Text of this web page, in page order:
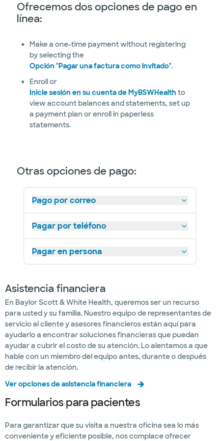
Ofrecemos dos opciones de pago en
línea:
Make a one-time payment without registering
by selecting the
Opción "Pagar una factura como invitado".
Enroll or
Inicie sesión en su cuenta de MyBSWHealth to
view account balances and statements, set up
a payment plan or enroll in paperless
statements.
Otras opciones de pago:
Pago por correo
Pagar por teléfono
Pagar en persona
Asistencia financiera
En Baylor Scott & White Health, queremos ser un recurso
para usted y su familia. Nuestro equipo de representantes de
servicio al cliente y asesores financieros están aquí para
ayudarlo a encontrar soluciones financieras que puedan
ayudar a cubrir el costo de su atención. Lo alentamos a que
hable con un miembro del equipo antes, durante o después
de recibir la atención.
Ver opciones de asistencia financiera
Formularios para pacientes
Para garantizar que su visita a nuestra oficina sea lo más
conveniente y eficiente posible, nos complace ofrecer